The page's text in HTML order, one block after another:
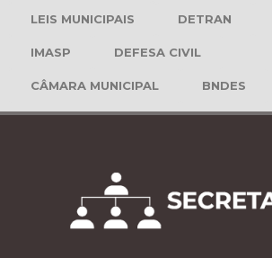
LEIS MUNICIPAIS DETRAN
IMASP DEFESA CIVIL
CÂMARA MUNICIPAL BNDES